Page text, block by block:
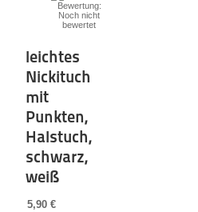
Bewertung:
Noch nicht
bewertet
leichtes
Nickituch
mit
Punkten,
Halstuch,
schwarz,
weiß
5,90 €